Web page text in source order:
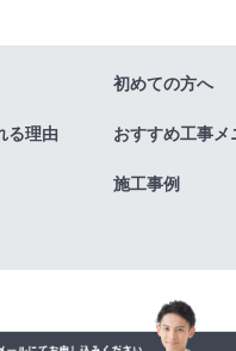
初めての方へ
る理由 おすすめ工事メ
施工事例